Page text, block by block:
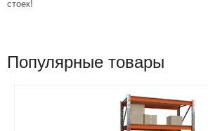
стоек!
Популярные товары